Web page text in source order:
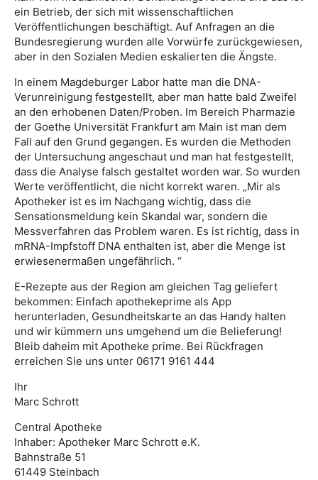
ein Betrieb, der sich mit wissenschaftlichen
Veröffentlichungen beschäftigt. Auf Anfragen an die
Bundesregierung wurden alle Vorwürfe zurückgewiesen,
aber in den Sozialen Medien eskalierten die Ängste.
In einem Magdeburger Labor hatte man die DNA-
Verunreinigung festgestellt, aber man hatte bald Zweifel
an den erhobenen Daten/Proben. Im Bereich Pharmazie
der Goethe Universität Frankfurt am Main ist man dem
Fall auf den Grund gegangen. Es wurden die Methoden
der Untersuchung angeschaut und man hat festgestellt,
dass die Analyse falsch gestaltet worden war. So wurden
Werte veröffentlicht, die nicht korrekt waren. „Mir als
Apotheker ist es im Nachgang wichtig, dass die
Sensationsmeldung kein Skandal war, sondern die
Messverfahren das Problem waren. Es ist richtig, dass in
mRNA-Impfstoff DNA enthalten ist, aber die Menge ist
erwiesenermaßen ungefährlich. “
E-Rezepte aus der Region am gleichen Tag geliefert
bekommen: Einfach apothekeprime als App
herunterladen, Gesundheitskarte an das Handy halten
und wir kümmern uns umgehend um die Belieferung!
Bleib daheim mit Apotheke prime. Bei Rückfragen
erreichen Sie uns unter 06171 9161 444
Ihr
Marc Schrott
Central Apotheke
Inhaber: Apotheker Marc Schrott e.K.
Bahnstraße 51
61449 Steinbach